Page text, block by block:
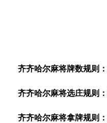
齐齐哈尔麻将牌数规则：
齐齐哈尔麻将选庄规则：
齐齐哈尔麻将拿牌规则：